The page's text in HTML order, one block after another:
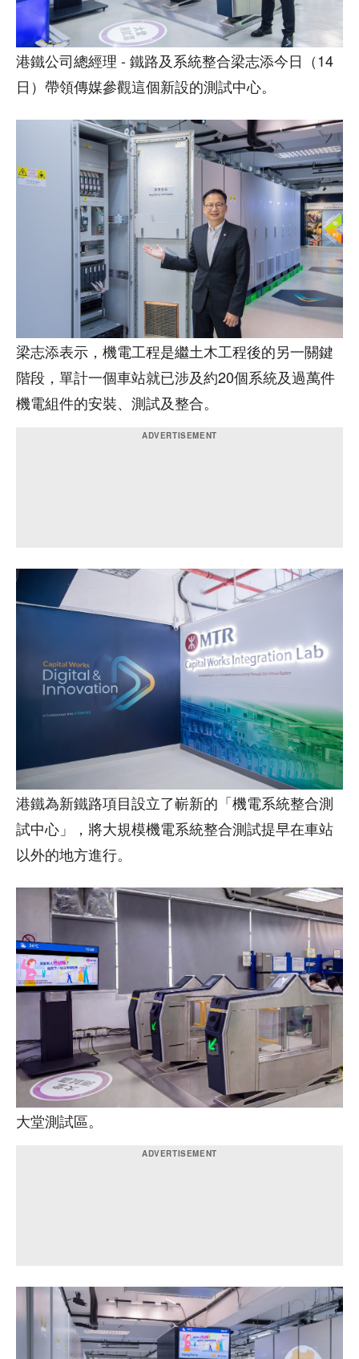
港鐵公司總經理 - 鐵路及系統整合梁志添今日（14
日）帶領傳媒參觀這個新設的測試中心。
梁志添表示，機電工程是繼土木工程後的另一關鍵
階段，單計一個車站就已涉及約20個系統及過萬件
機電組件的安裝、測試及整合。
港鐵為新鐵路項目設立了嶄新的「機電系統整合測
試中心」，將大規模機電系統整合測試提早在車站
以外的地方進行。
大堂測試區。